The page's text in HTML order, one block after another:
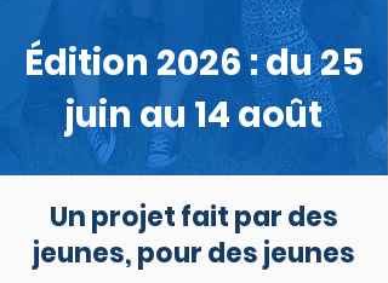
Édition 2026 : du 25
juin au 14 août
Un projet fait par des
jeunes, pour des jeunes